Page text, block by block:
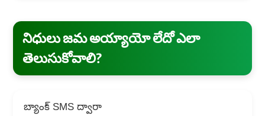
నిధులు జమ అయ్యాయో లేదో ఎలా
తెలుసుకోవాలి?
బ్యాంక్ SMS ద్వారా